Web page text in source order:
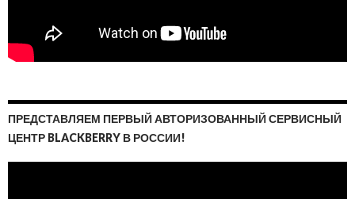
ПРЕДСТАВЛЯЕМ ПЕРВЫЙ АВТОРИЗОВАННЫЙ СЕРВИСНЫЙ
ЦЕНТР BLACKBERRY В РОССИИ!